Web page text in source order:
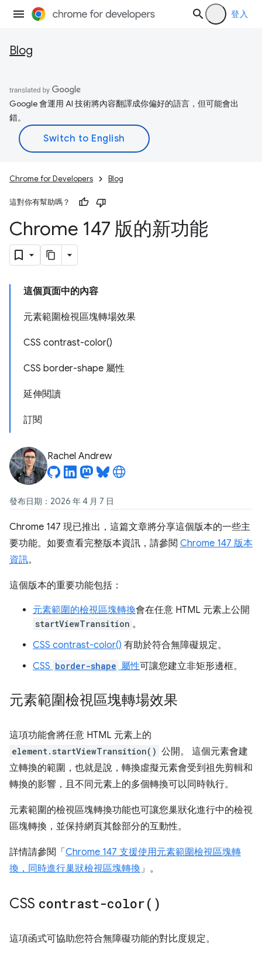
登入
Blog
Google 會運用 AI 技術將內容翻譯成你偏好的語言，但可能會出
錯。
Chrome for Developers Blog
這對你有幫助嗎？
Chrome 147 版的新功能
這個頁面中的內容
元素範圍檢視區塊轉場效果
CSS contrast-color()
CSS border-shape 屬性
延伸閱讀
訂閱
Rachel Andrew
發布日期：2026 年 4 月 7 日
Chrome 147 現已推出，這篇文章將分享這個版本的一些主
要功能。如要查看完整版本資訊，請參閱 Chrome 147 版本
資訊。
這個版本的重要功能包括：
元素範圍的檢視區塊轉換會在任意 HTML 元素上公開
startViewTransition 。
CSS contrast-color() 有助於符合無障礙規定。
CSS border-shape 屬性可讓您建立非矩形邊框。
元素範圍檢視區塊轉場效果
這項功能會將任意 HTML 元素上的
element.startViewTransition() 公開。 這個元素會建
立轉換的範圍，也就是說，轉換虛擬元素會受到祖先剪輯和
轉換的影響，且不同元素上的多個轉換可以同時執行。
元素範圍的檢視區塊轉換功能也可讓您巢狀化進行中的檢視
區塊轉換，並保持網頁其餘部分的互動性。
詳情請參閱「 Chrome 147 支援使用元素範圍檢視區塊轉
換，同時進行巢狀檢視區塊轉換」。
CSS contrast-color( )
這項函式可協助您符合無障礙功能的對比度規定。